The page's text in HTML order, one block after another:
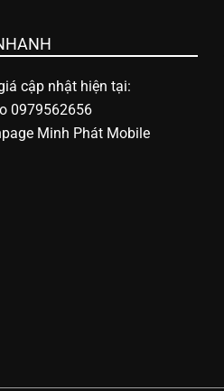
cập nhật hiện tại:
0979562656
Minh Phát Mobile